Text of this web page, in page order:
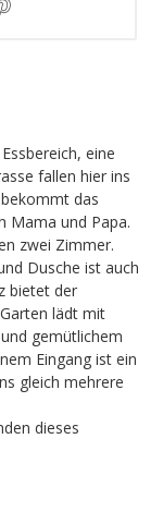
eine
fallen hier ins
das
Mama und Papa.
zwei Zimmer.
Dusche ist auch
bietet der
lädt mit
gemütlichem
Eingang ist ein
gleich mehrere
dieses